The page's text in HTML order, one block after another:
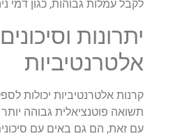
לקבל עמלות גבוהות, כגון דמי
יתרונות
אלטרנטיביות
קרנות אלטרנטיביות יכולות
תשואה פוטנציאלית גבוהה יותר
עם זאת, הם גם באים עם